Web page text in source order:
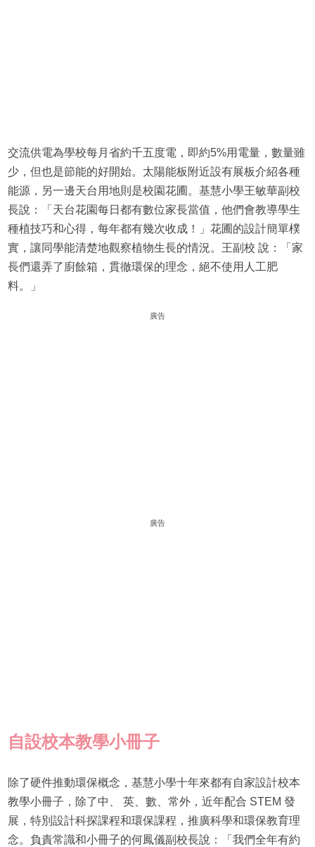
交流供電為學校每月省約千五度電，即約5%用電量，數量雖
少，但也是節能的好開始。太陽能板附近設有展板介紹各種
能源，另一邊天台用地則是校園花圃。基慧小學王敏華副校
長說：「天台花園每日都有數位家長當值，他們會教導學生
種植技巧和心得，每年都有幾次收成！」花圃的設計簡單樸
實，讓同學能清楚地觀察植物生長的情況。王副校 說：「家
長們還弄了廚餘箱，貫徹環保的理念，絕不使用人工肥
料。」
廣告
廣告
自設校本教學小冊子
除了硬件推動環保概念，基慧小學十年來都有自家設計校本
教學小冊子，除了中、 英、數、常外，近年配合 STEM 發
展，特別設計科探課程和環保課程，推廣科學和環保教育理
念。負責常識和小冊子的何鳳儀副校長說：「我們全年有約